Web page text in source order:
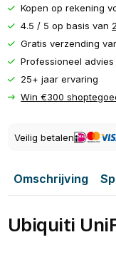
Kopen op rekening
4.5 / 5 op basis van
Gratis verzending
Professioneel advies
25+ jaar ervaring
Win €300
Veilig betalen
Omschrijving
Ubiquiti